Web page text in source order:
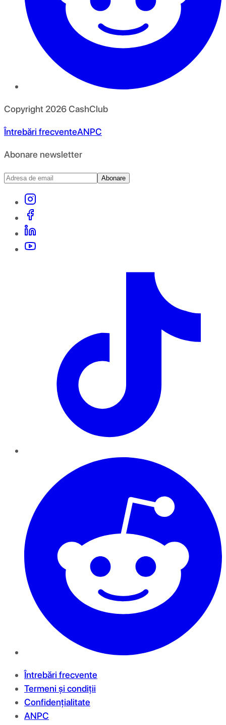
Copyright 2026CashClub
Întrebări frecventeANPC
Abonare newsletter
Abonare
Întrebări frecvente
Termeni și condiții
Confidențialitate
ANPC